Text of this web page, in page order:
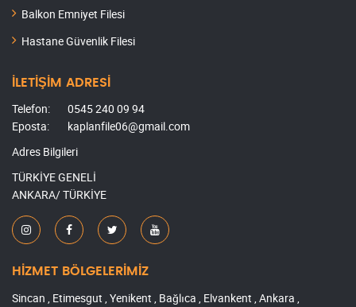
Balkon Emniyet Filesi
Hastane Güvenlik Filesi
İLETİŞİM ADRESİ
Telefon:
0545 240 09 94
Eposta:
kaplanfile06@gmail.com
Adres Bilgileri
TÜRKİYE GENELİ
ANKARA/ TÜRKİYE
HİZMET BÖLGELERİMİZ
Sincan , Etimesgut , Yenikent , Bağlıca , Elvankent , Ankara ,